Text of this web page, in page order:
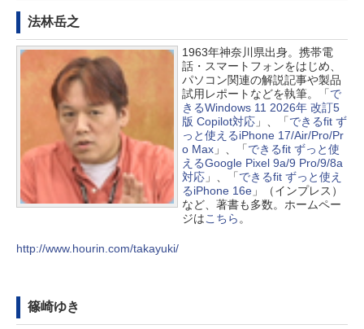
法林岳之
1963年神奈川県出身。携帯電
話・スマートフォンをはじめ、
パソコン関連の解説記事や製品
試用レポートなどを執筆。「で
きるWindows 11 2026年 改訂5
版 Copilot対応」、「できるfit ず
っと使えるiPhone 17/Air/Pro/Pr
o Max」、「できるfit ずっと使
えるGoogle Pixel 9a/9 Pro/9/8a
対応」、「できるfit ずっと使え
るiPhone 16e」（インプレス）
など、著書も多数。ホームペー
ジはこちら 。
http://www.hourin.com/takayuki/
篠崎ゆき